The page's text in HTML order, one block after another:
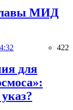
МИД
422
для